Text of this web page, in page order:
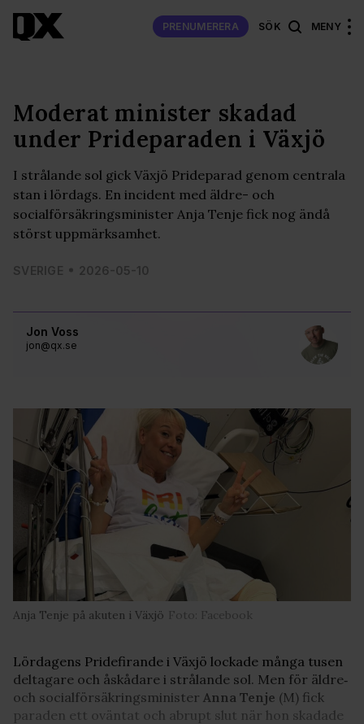
PRENUMERERA SÖK MENY
Jon Voss
jon@qx.se
Moderat minister skadad
under Prideparaden i Växjö
I strålande sol gick Växjö Prideparad genom centrala
stan i lördags. En incident med äldre- och
socialförsäkringsminister Anja Tenje fick nog ändå
störst uppmärksamhet.
SVERIGE 2026-05-10
Anja Tenje på akuten i Växjö Foto: Facebook
Lördagens Pridefirande i Växjö lockade många tusen
deltagare och åskådare i strålande sol. Men för äldre‑
och socialförsäkringsminister Anna Tenje (M) fick
paraden ett oväntat och abrupt slut när hon skadade